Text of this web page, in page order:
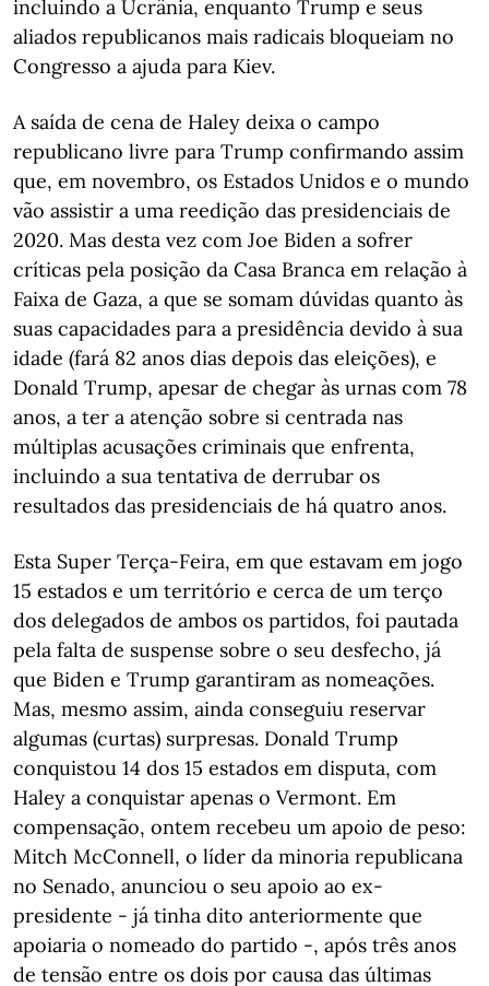
incluindo a Ucrânia, enquanto Trump e seus
aliados republicanos mais radicais bloqueiam no
Congresso a ajuda para Kiev.
A saída de cena de Haley deixa o campo
republicano livre para Trump confirmando assim
que, em novembro, os Estados Unidos e o mundo
vão assistir a uma reedição das presidenciais de
2020. Mas desta vez com Joe Biden a sofrer
críticas pela posição da Casa Branca em relação à
Faixa de Gaza, a que se somam dúvidas quanto às
suas capacidades para a presidência devido à sua
idade (fará 82 anos dias depois das eleições), e
Donald Trump, apesar de chegar às urnas com 78
anos, a ter a atenção sobre si centrada nas
múltiplas acusações criminais que enfrenta,
incluindo a sua tentativa de derrubar os
resultados das presidenciais de há quatro anos.
Esta Super Terça-Feira, em que estavam em jogo
15 estados e um território e cerca de um terço
dos delegados de ambos os partidos, foi pautada
pela falta de suspense sobre o seu desfecho, já
que Biden e Trump garantiram as nomeações.
Mas, mesmo assim, ainda conseguiu reservar
algumas (curtas) surpresas. Donald Trump
conquistou 14 dos 15 estados em disputa, com
Haley a conquistar apenas o Vermont. Em
compensação, ontem recebeu um apoio de peso:
Mitch McConnell, o líder da minoria republicana
no Senado, anunciou o seu apoio ao ex-
presidente - já tinha dito anteriormente que
apoiaria o nomeado do partido -, após três anos
de tensão entre os dois por causa das últimas